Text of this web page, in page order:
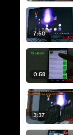
7:50
0:58
3:37